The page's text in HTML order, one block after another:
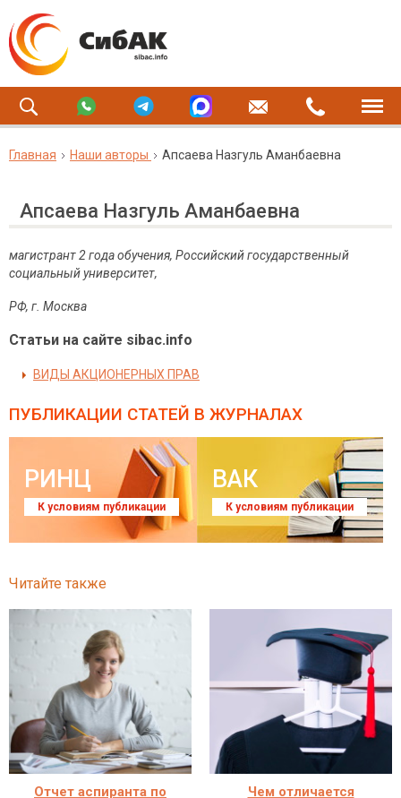
Главная Наши авторы Апсаева Назгуль Аманбаевна
Апсаева Назгуль Аманбаевна
магистрант 2 года обучения, Российский государственный
социальный университет,
РФ, г. Москва
Статьи на сайте sibac.info
ВИДЫ АКЦИОНЕРНЫХ ПРАВ
ПУБЛИКАЦИИ СТАТЕЙ В ЖУРНАЛАХ
РИНЦ
К условиям публикации
ВАК
К условиям публикации
Читайте также
Отчет аспиранта по
Чем отличается